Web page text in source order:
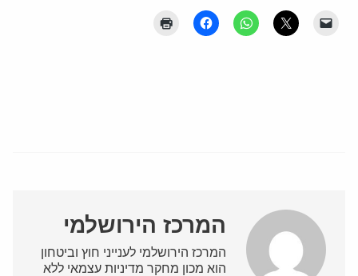
המרכז הירושלמי
המרכז הירושלמי לענייני חוץ וביטחון
הוא מכון מחקר מדיניות עצמאי ללא